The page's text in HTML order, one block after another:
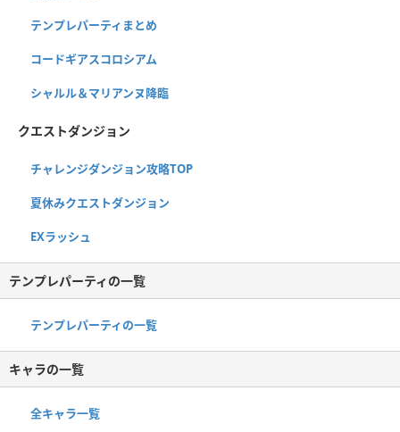
テンプレパーティまとめ
コードギアスコロシアム
シャルル＆マリアンヌ降臨
クエストダンジョン
チャレンジダンジョン攻略TOP
夏休みクエストダンジョン
EXラッシュ
テンプレパーティの一覧
テンプレパーティの一覧
キャラの一覧
全キャラ一覧